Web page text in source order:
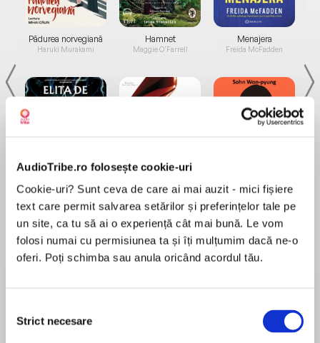
AudioTribe.ro folosește cookie-uri
Cookie-uri? Sunt ceva de care ai mai auzit - mici fișiere
text care permit salvarea setărilor și preferințelor tale pe
un site, ca tu să ai o experiență cât mai bună. Le vom
folosi numai cu permisiunea ta și îți mulțumim dacă ne-o
oferi. Poți schimba sau anula oricând acordul tău.
consimțământului
Strict necesare
Pădurea norvegiană
Haruki Murakami
Elita de Argint (Elita
Hamnet
Maggie O'Farrell
Diavolul se îmbracă de
Menajera
Freida McFadden
Desprecarte
delicate balance between the human and faerie